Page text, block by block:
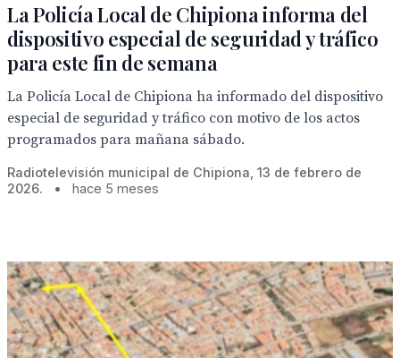
La Policía Local de Chipiona informa del
dispositivo especial de seguridad y tráfico
para este fin de semana
La Policía Local de Chipiona ha informado del dispositivo
especial de seguridad y tráfico con motivo de los actos
programados para mañana sábado.
Radiotelevisión municipal de Chipiona, 13 de febrero de
2026.
• hace 5 meses